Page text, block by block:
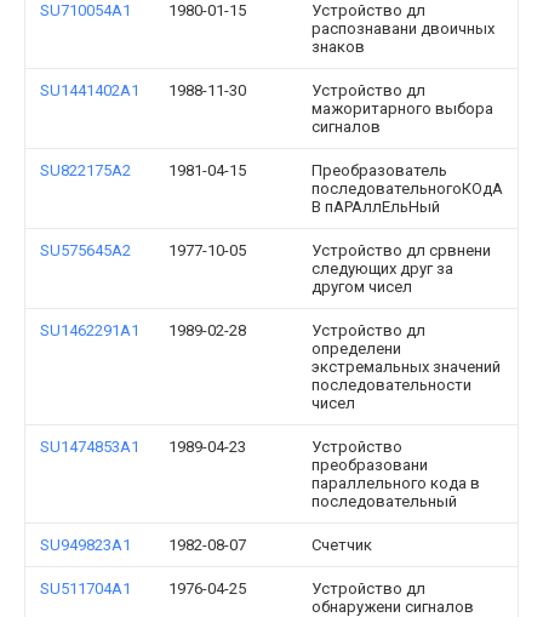
SU710054A1 1980-01-15
Устройство дл
распознавани двоичных
знаков
SU1441402A1 1988-11-30
Устройство дл
мажоритарного выбора
сигналов
SU822175A2 1981-04-15
Преобразователь
последовательногоКОдА
B пАРАллЕльНый
SU575645A2 1977-10-05
Устройство дл срвнени
следующих друг за
другом чисел
SU1462291A1 1989-02-28
Устройство дл
определени
экстремальных значений
последовательности
чисел
SU1474853A1 1989-04-23
Устройство
преобразовани
параллельного кода в
последовательный
SU949823A1 1982-08-07 Счетчик
SU511704A1 1976-04-25
Устройство дл
обнаружени сигналов